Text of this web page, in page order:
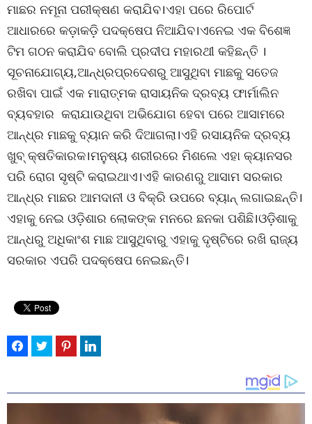
ମାଛର ନମୂନା ପରୀକ୍ଷଣ କରାଯିବ।ଏହା ପରେ ରିପୋର୍ଟ
ଆଧାରରେ କଡ଼ାକଡ଼ି ପଦକ୍ଷେପ ନିଆଯିବ।ଏନେଇ ଏକ ବିଶେଜ୍ଞ
ଟିମ ଗଠନ କରାଯିବ ବୋଲି ପ୍ରଦୀପ ମହାରଥୀ କହିଛନ୍ତି ।
ସୂଚନାଯୋଗ୍ୟ,ଆନ୍ଧ୍ରପ୍ରଦେଶରୁ ଆସୁଥିବା ମାଛକୁ ସତେଜ
ରଖିବା ପାଇଁ ଏକ ମାରାତ୍ମକ ରାସାୟନିକ ଦ୍ରବ୍ୟ ଫାର୍ମାଲିନ
ବ୍ୟବହାର କରାଯାଉଥିବା ଅଭିଯୋଗ ହେବା ପରେ ଆସାମରେ
ଆନ୍ଧ୍ର ମାଛକୁ ବ୍ୟାନ କରି ଦିଆଗଲା।ଏହି ରସାୟନିକ ଦ୍ରବ୍ୟ
ଖୁବ୍ କ୍ଷତିକାରକ।ମନୁଷ୍ୟ ଶରୀରରେ ମିଶଲେ ଏହା କ୍ୟାନସର
ପରି ରୋଗ ସୃଷ୍ଟି କରାଇଥାଏ।ଏହି କାରଣରୁ ଆସାମ ସରକାର
ଆନ୍ଧ୍ର ମାଛର ଆମଦାନୀ ଓ ବିକ୍ରି ଉପରେ ବ୍ୟାନ୍ ଲଗାଇଛନ୍ତି।
ଏହାକୁ ନେଇ ଓଡ଼ିଶାର ଲୋକଙ୍କ ମନରେ ଛନକା ପଶିଛି।ଓଡ଼ିଶାକୁ
ଆନ୍ଧରୁ ଅଧିକାଂଶ ମାଛ ଆସୁଥିବାରୁ ଏହାକୁ ଦୃଷ୍ଟିରେ ରଖି ରାଜ୍ୟ
ସରକାର ଏପରି ପଦକ୍ଷେପ ନେଇଛନ୍ତି।